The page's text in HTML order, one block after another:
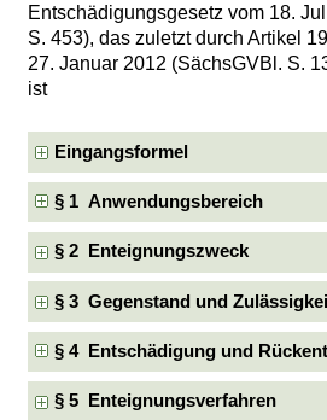
Entschädigungsgesetz vom 18.
S. 453), das zuletzt durch Artikel
27. Januar 2012 (SächsGVBl. S.
ist
Eingangsformel
§ 1 Anwendungsbereich
§ 2 Enteignungszweck
§ 3 Gegenstand und
§ 4 Entschädigung und
§ 5 Enteignungsverfahren